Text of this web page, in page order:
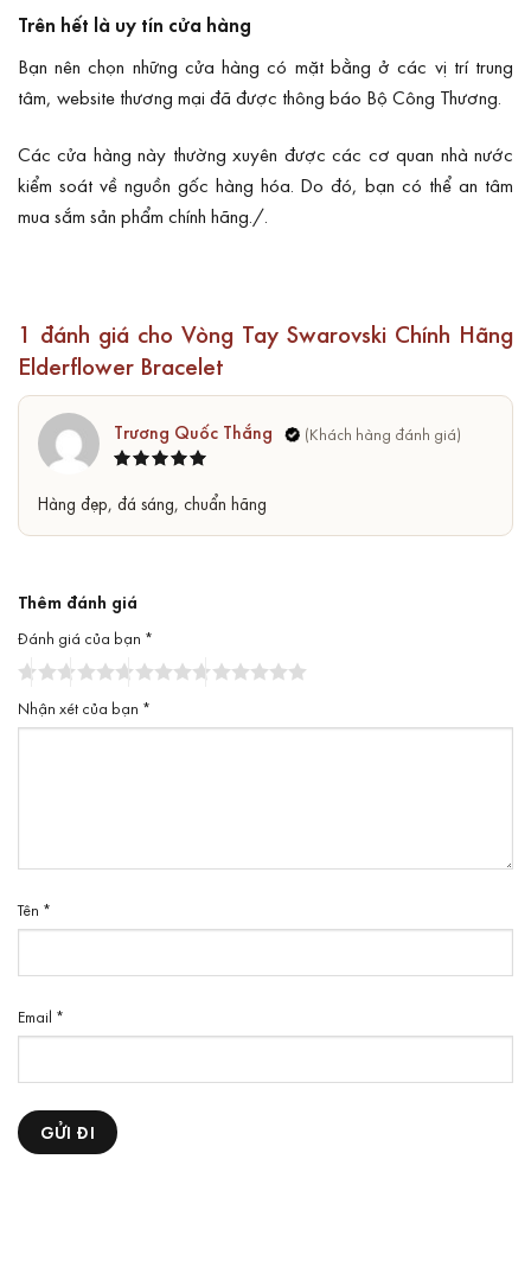
Trên hết là uy tín cửa hàng
Bạn nên chọn những cửa hàng có mặt bằng ở các vị trí trung
tâm, website thương mại đã được thông báo Bộ Công Thương.
Các cửa hàng này thường xuyên được các cơ quan nhà nước
kiểm soát về nguồn gốc hàng hóa. Do đó, bạn có thể an tâm
mua sắm sản phẩm chính hãng./.
1 đánh giá cho Vòng Tay Swarovski Chính Hãng
Elderflower Bracelet
hạng5
5
Trương Quốc Thắng
Hàng đẹp, đá sáng, chuẩn hãng
Thêm đánh giá
Đánh giá của bạn *
Nhận xét của bạn *
Tên *
Email *